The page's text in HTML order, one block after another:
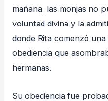
mañana, las monjas no
voluntad divina y la
donde Rita comenzó
obediencia que
hermanas.
Su obediencia fue